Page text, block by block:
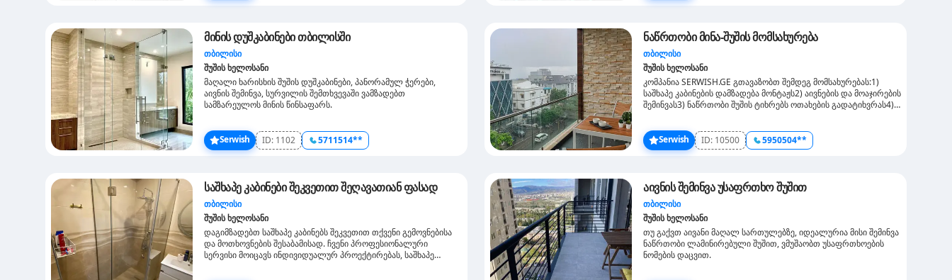
მინის დუშკაბინები თბილისში
თბილისი
შუშის ხელოსანი
მაღალი ხარისხის შუშის დუშკაბინები, პანორამულ ჭერები,
აივნის შემინვა, სურვილის შემთხვევაში ვამზადებთ
სამზარეულოს მინის წინსაფარს.
Serwish ID: 1102 5711514**
ნაწრთობი მინა-შუშის მომსახურება
თბილისი
შუშის ხელოსანი
კომპანია SERWISH.GE გთავაზობთ შემდეგ მომსახურებას:1)
საშხაპე კაბინების დამზადება მონტაჟს2) აივნების და მოაჯირების
შემინვას3) ნაწრთობი შუშის ტიხრებს ოთახების გადატიხვრას4)
გარანტიით დაგვიკავშირდით.....
Serwish ID: 10500 5950504**
საშხაპე კაბინები შეკვეთით შეღავათიან ფასად
თბილისი
შუშის ხელოსანი
დაგიმზადებთ საშხაპე კაბინებს შეკვეთით თქვენი გემოვნებისა
და მოთხოვნების შესაბამისად. ჩვენი პროფესიონალური
სერვისი მოიცავს ინდივიდუალურ პროექტირებას, საშხაპე
აივნის შემინვა უსაფრთხო შუშით
თბილისი
შუშის ხელოსანი
თუ გაქვთ აივანი მაღალ სართულებზე, იდეალურია მისი შემინვა
ნაწრთობი ლამინირებული შუშით, ვმუშაობთ უსაფრთხოების
ნომების დაცვით.